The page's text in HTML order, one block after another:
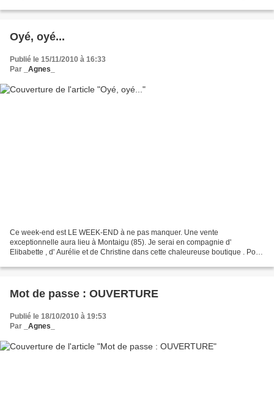
Oyé, oyé...
Publié le 15/11/2010 à 16:33
Par
_Agnes_
Ce week-end est LE WEEK-END à ne pas manquer. Une vente
exceptionnelle aura lieu à Montaigu (85). Je serai en compagnie d'
Elibabette , d' Aurélie et de Christine dans cette chaleureuse boutique . Pour
Mot de passe : OUVERTURE
Publié le 18/10/2010 à 19:53
Par
_Agnes_